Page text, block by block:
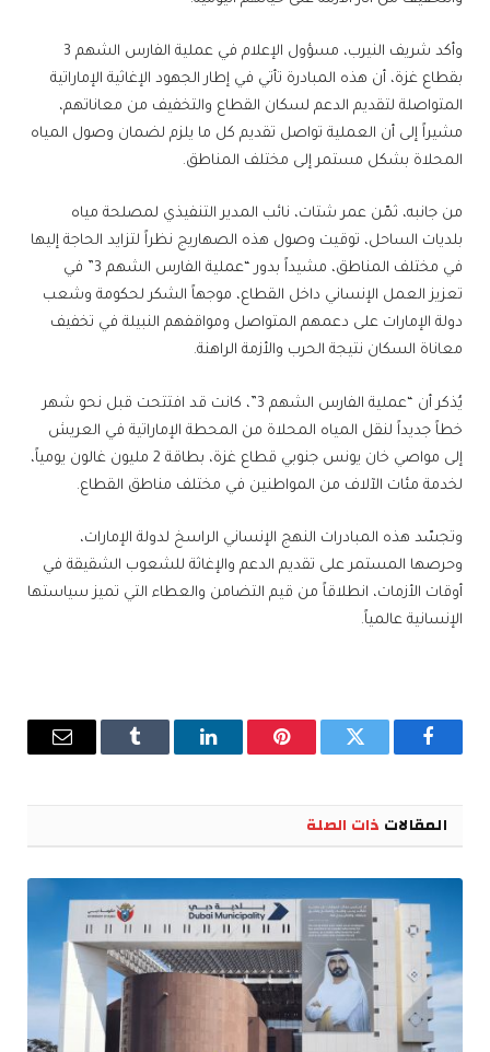
وأكد شريف النيرب، مسؤول الإعلام في عملية الفارس الشهم 3
بقطاع غزة، أن هذه المبادرة تأتي في إطار الجهود الإغاثية الإماراتية
المتواصلة لتقديم الدعم لسكان القطاع والتخفيف من معاناتهم،
مشيراً إلى أن العملية تواصل تقديم كل ما يلزم لضمان وصول المياه
المحلاة بشكل مستمر إلى مختلف المناطق.
من جانبه، ثمّن عمر شتات، نائب المدير التنفيذي لمصلحة مياه
بلديات الساحل، توقيت وصول هذه الصهاريج نظراً لتزايد الحاجة إليها
في مختلف المناطق، مشيداً بدور “عملية الفارس الشهم 3” في
تعزيز العمل الإنساني داخل القطاع، موجهاً الشكر لحكومة وشعب
دولة الإمارات على دعمهم المتواصل ومواقفهم النبيلة في تخفيف
معاناة السكان نتيجة الحرب والأزمة الراهنة.
يُذكر أن “عملية الفارس الشهم 3”، كانت قد افتتحت قبل نحو شهر
خطاً جديداً لنقل المياه المحلاة من المحطة الإماراتية في العريش
إلى مواصي خان يونس جنوبي قطاع غزة، بطاقة 2 مليون غالون يومياً،
لخدمة مئات الآلاف من المواطنين في مختلف مناطق القطاع.
وتجسّد هذه المبادرات النهج الإنساني الراسخ لدولة الإمارات،
وحرصها المستمر على تقديم الدعم والإغاثة للشعوب الشقيقة في
أوقات الأزمات، انطلاقاً من قيم التضامن والعطاء التي تميز سياستها
الإنسانية عالمياً.
فيسبوك تويتر بينتيريستلينكدإن Tumblr
البريد
المقالات ذات الصلة